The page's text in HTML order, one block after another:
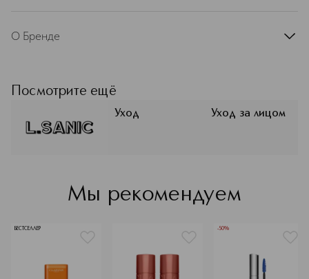
Ethylhexyloxyphenol Methoxyphenyl Triazine,
Methoxycinnamate, Zinc Oxide, Cyclohexasiloxane,
Dimethicone, Niacinamide, Sodium Chloride, Sorbitan
Sesquioleate, CI 77492, Disteardimonium Hectorite, CI
77499, Phenoxyethanol, Aluminum Hydroxide, CI 77491,
Allantoin, Betaine, Stearic Acid, Isostearic Acid, Adenosine,
Sorbitan Trioleate, Butylene Glycol, Pearl Extract,
Lactobacillus Ferment Lysate, Canavalia Gladiata Seed
(Soybean) Seed Extract, Lens Esculenta (Lentil) Seed
Extract, Phaseolus Radiatus Seed Extract, Pueraria Lobata
О Бренде
решения конкретных проблем кожи.
В 2018 году он впервые представил
на российском рынке свои
высокотехнологичных тканевых
кислотами, энзимами, бета-
ингредиентами. Название бренда
происходит от корейского слова 산
Посмотрите ещё
Уход Уход за лицом
Мы рекомендуем
БЕСТСЕЛЛЕР -50%